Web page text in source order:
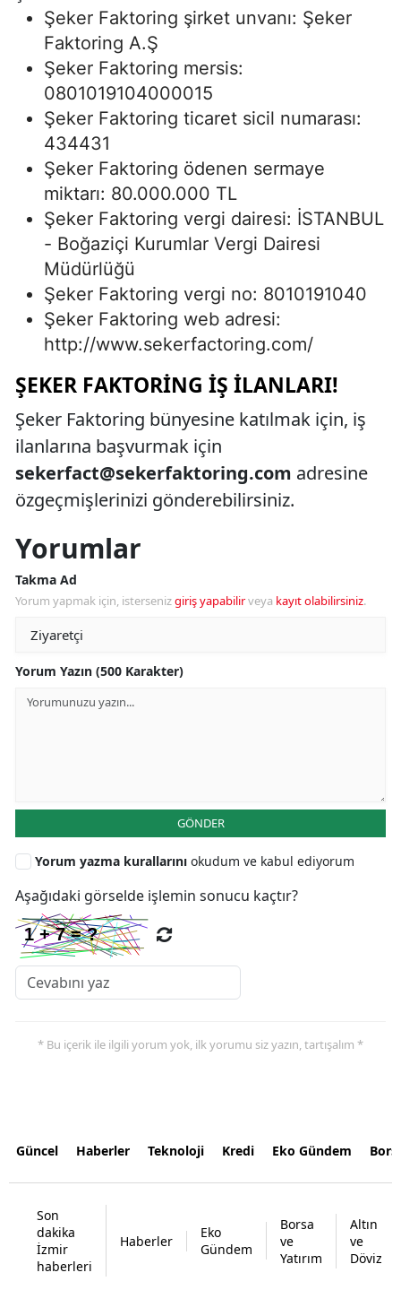
Şeker Faktoring şirket unvanı: Şeker
Faktoring A.Ş
Şeker Faktoring mersis:
0801019104000015
Şeker Faktoring ticaret sicil numarası:
434431
Şeker Faktoring ödenen sermaye
miktarı: 80.000.000 TL
Şeker Faktoring vergi dairesi: İSTANBUL
- Boğaziçi Kurumlar Vergi Dairesi
Müdürlüğü
Şeker Faktoring vergi no: 8010191040
Şeker Faktoring web adresi:
http://www.sekerfactoring.com/
ŞEKER FAKTORING İŞ İLANLARI!
Şeker Faktoring bünyesine katılmak için, iş
ilanlarına başvurmak için
sekerfact@sekerfaktoring.com adresine
özgeçmişlerinizi gönderebilirsiniz.
Yorumlar
Takma Ad
Yorum yapmak için, istersenizgiriş yapabilirveya kayıt olabilirsiniz.
Yorum Yazın (500 Karakter)
GÖNDER
Yorum yazma kurallarını okudum ve kabul ediyorum
Aşağıdaki görselde işlemin sonucu kaçtır?
* Bu içerik ile ilgili yorum yok, ilk yorumu siz yazın, tartışalım *
Güncel Haberler Teknoloji Kredi Eko Gündem
Son
dakika
İzmir
haberleri
Haberler
Eko
Gündem
Borsa
ve
Yatırım
Altın
ve
Döviz